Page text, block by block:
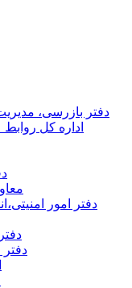
دفتر بازرسی،
اداره کل
دفتر امور